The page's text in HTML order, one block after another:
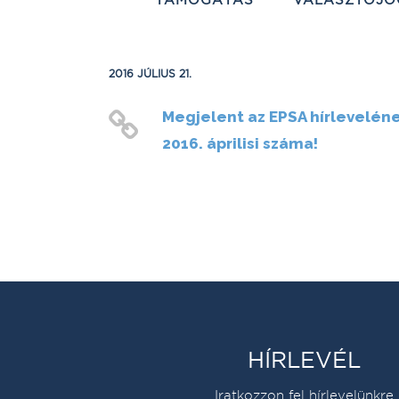
2016 JÚLIUS 21.
Megjelent az EPSA
2016. áprilisi száma!
HÍRLEVÉL
Iratkozzon fel hírlevelünkre